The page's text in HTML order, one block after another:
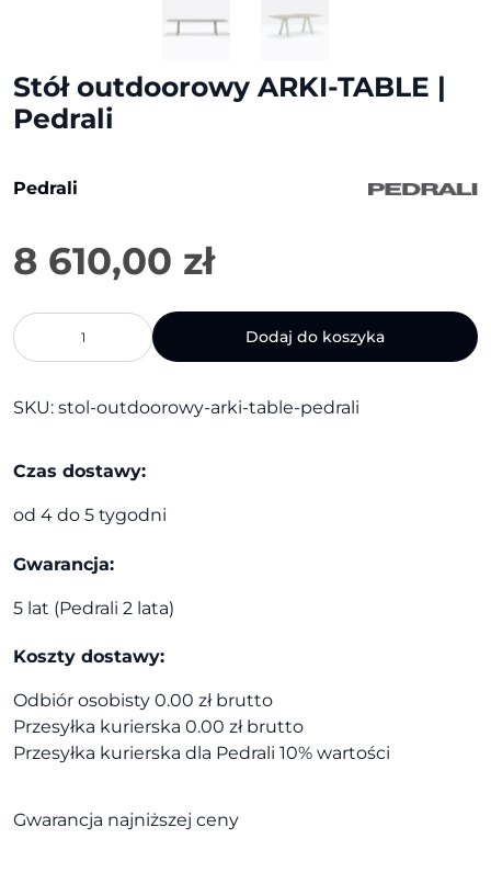
Stół outdoorowy ARKI-TABLE |
Pedrali
Pedrali
8 610,00 zł
ilość
Stół
outdoorowy
TABLE
Pedrali
Dodaj do koszyka
SKU: stol-outdoorowy-arki-table-pedrali
Czas dostawy:
od 4 do 5 tygodni
Gwarancja:
5 lat (Pedrali 2 lata)
Koszty dostawy:
Odbiór osobisty 0.00 zł brutto
Przesyłka kurierska 0.00 zł brutto
Przesyłka kurierska dla Pedrali 10% wartości
Gwarancja najniższej ceny